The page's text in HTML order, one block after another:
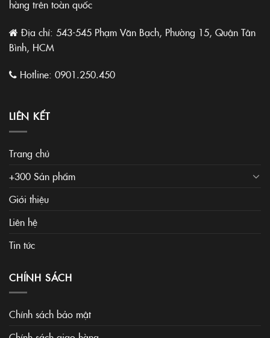
hàng trên toàn quốc
Địa chỉ: 543-545 Phạm Văn Bạch, Phường 15, Quận Tân
Bình, HCM
Hotline: 0901.250.450
LIÊN KẾT
Trang chủ
+300 Sản phẩm
Giới thiệu
Liên hệ
Tin tức
CHÍNH SÁCH
Chính sách bảo mật